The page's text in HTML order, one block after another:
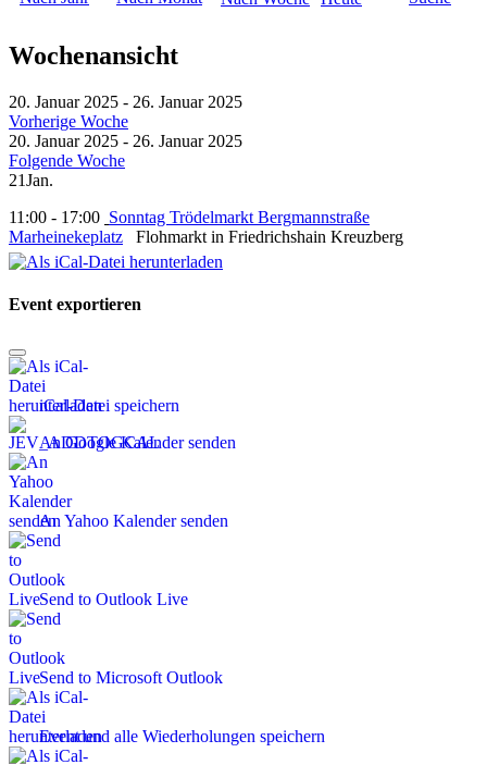
Wochenansicht
20. Januar 2025 - 26. Januar 2025
Vorherige Woche
20. Januar 2025 - 26. Januar 2025
Folgende Woche
21Jan.
11:00 - 17:00 Sonntag Trödelmarkt Bergmannstraße
Marheinekeplatz Flohmarkt in Friedrichshain Kreuzberg
Event exportieren
iCal-Datei speichern
An Google Kalender senden
An Yahoo Kalender senden
Send to Outlook Live
Send to Microsoft Outlook
Event und alle Wiederholungen speichern